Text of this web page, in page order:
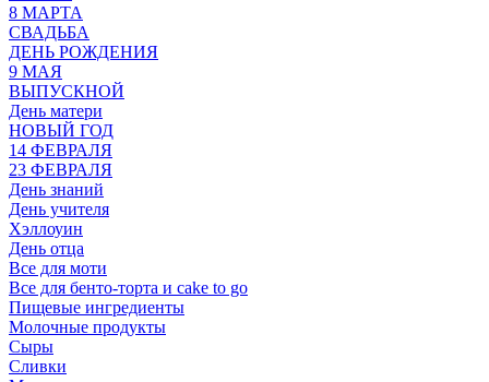
8 МАРТА
СВАДЬБА
ДЕНЬ РОЖДЕНИЯ
9 МАЯ
ВЫПУСКНОЙ
День матери
НОВЫЙ ГОД
14 ФЕВРАЛЯ
23 ФЕВРАЛЯ
День знаний
День учителя
Хэллоуин
День отца
Все для моти
Все для бенто-торта и cake to go
Пищевые ингредиенты
Молочные продукты
Сыры
Сливки